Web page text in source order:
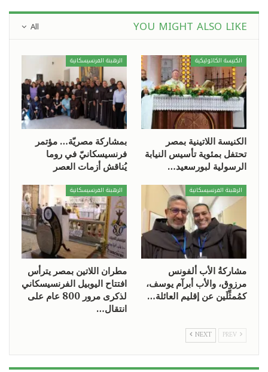
All YOU MIGHT ALSO LIKE
الكنيسة الكاثوليكية
الكنيسة اللاتينية بمصر
تحتفل بمئوية تأسيس النيابة
الرسولية لبورسعيد…
الرهبنة الفرنسيسكانية
بمشاركة مصريّة… مؤتمر
فرنسيسكانيّ في روما
يُناقش أزمات العصر
الرهبنة الفرنسيسكانية
مشاركةُ الأب ألفونس
مرزوق، والأب أبرآم يوسف،
كمُمثِّلَين عن إقليم العائلة…
الرهبنة الفرنسيسكانية
مطران اللاتين بمصر يترأس
افتتاح اليوبيل الفرنسيسكاني
لذكرى مرور 800 عام على
انتقال…
NEXT